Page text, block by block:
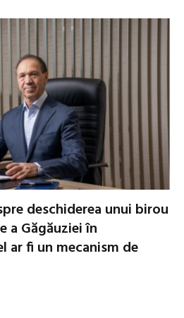
deschiderea unui birou
a Găgăuziei în
ar fi un mecanism de